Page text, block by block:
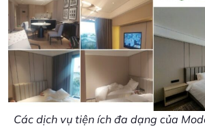
Các dịch vụ tiện ích đa dạng của